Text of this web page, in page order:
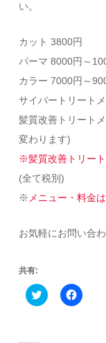
い。
カット 3800円
パーマ 8000円～
カラー 7000円～
サイバートリート
髪質改善トリート
変わります)
※髪質改善トリー
(全て税別)
※ メニュー・料金
お気軽にお問い合
共有:
Click
to で